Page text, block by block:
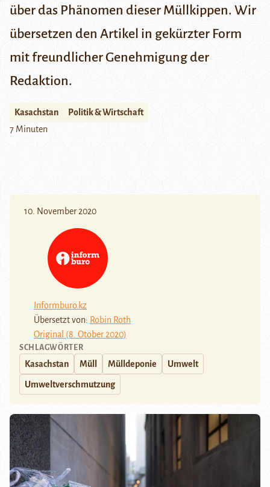
über das Phänomen dieser Müllkippen. Wir
übersetzen den Artikel in gekürzter Form
mit freundlicher Genehmigung der
Redaktion.
Kasachstan
Politik & Wirtschaft
7 Minuten
10. November 2020
Informburo.kz
Übersetzt von: Robin Roth
Original (8. Otober 2020)
SCHLAGWÖRTER
Kasachstan Müll Mülldeponie Umwelt
Umweltverschmutzung